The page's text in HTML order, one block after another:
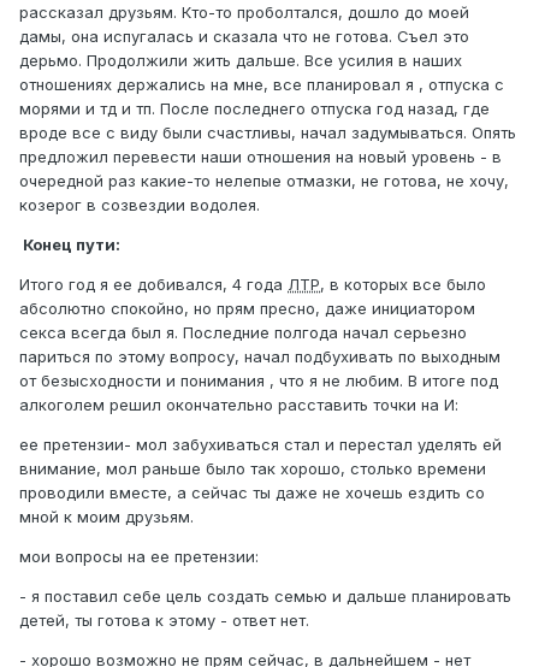
рассказал друзьям. Кто-то проболтался, дошло до моей
дамы, она испугалась и сказала что не готова. Съел это
дерьмо. Продолжили жить дальше. Все усилия в наших
отношениях держались на мне, все планировал я , отпуска с
морями и тд и тп. После последнего отпуска год назад, где
вроде все с виду были счастливы, начал задумываться. Опять
предложил перевести наши отношения на новый уровень - в
очередной раз какие-то нелепые отмазки, не готова, не хочу,
козерог в созвездии водолея.
Конец пути:
Итого год я ее добивался, 4 года ЛТР, в которых все было
абсолютно спокойно, но прям пресно, даже инициатором
секса всегда был я. Последние полгода начал серьезно
париться по этому вопросу, начал подбухивать по выходным
от безысходности и понимания , что я не любим. В итоге под
алкоголем решил окончательно расставить точки на И:
ее претензии- мол забухиваться стал и перестал уделять ей
внимание, мол раньше было так хорошо, столько времени
проводили вместе, а сейчас ты даже не хочешь ездить со
мной к моим друзьям.
мои вопросы на ее претензии:
- я поставил себе цель создать семью и дальше планировать
детей, ты готова к этому - ответ нет.
- хорошо возможно не прям сейчас, в дальнейшем - нет